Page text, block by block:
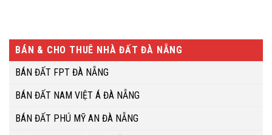
BÁN & CHO THUÊ NHÀ ĐẤT ĐÀ NẴNG
BÁN ĐẤT FPT ĐÀ NẴNG
BÁN ĐẤT NAM VIỆT Á ĐÀ NẴNG
BÁN ĐẤT PHÚ MỸ AN ĐÀ NẴNG